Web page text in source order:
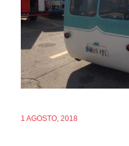
1 AGOSTO, 2018